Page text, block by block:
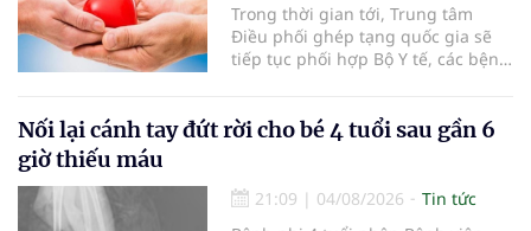
Trong thời gian tới, Trung tâm
Điều phối ghép tạng quốc gia sẽ
tiếp tục phối hợp Bộ Y tế, các bệnh
cường truyền thông, hoàn thiện
quy trình chuyên môn và hệ thống
hiến và ghép mô tạng.
Nối lại cánh tay đứt rời cho bé 4 tuổi sau gần 6
giờ thiếu máu
21:09 | 04/08/2026
Tin tức